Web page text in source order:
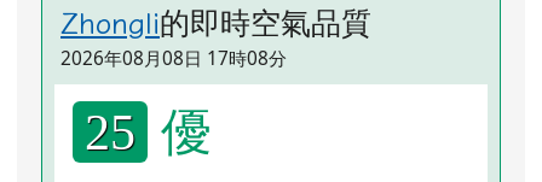
Zhongli的即時空氣品質
2026年08月08日 17時08分
25 優